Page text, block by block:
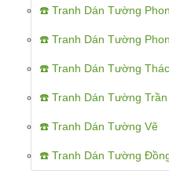
☎️ Tranh Dán Tường
☎️ Tranh Dán Tường
☎️ Tranh Dán Tường
☎️ Tranh Dán Tường Trần
☎️ Tranh Dán Tường Vẽ
☎️ Tranh Dán Tường